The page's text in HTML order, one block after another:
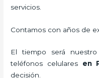
servicios.
Contamos con años de
El tiempo será
teléfonos celularesen
decisión.